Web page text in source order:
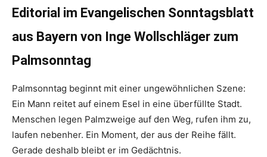
Editorial im Evangelischen Sonntagsblatt
aus Bayern von Inge Wollschläger zum
Palmsonntag
Palmsonntag beginnt mit einer ungewöhnlichen Szene:
Ein Mann reitet auf einem Esel in eine überfüllte Stadt.
Menschen legen Palmzweige auf den Weg, rufen ihm zu,
laufen nebenher. Ein Moment, der aus der Reihe fällt.
Gerade deshalb bleibt er im Gedächtnis.